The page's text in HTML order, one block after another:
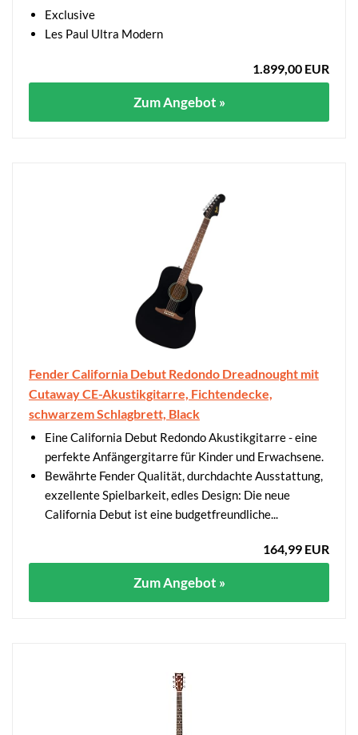
Exclusive
Les Paul Ultra Modern
1.899,00 EUR
Zum Angebot »
Fender California Debut Redondo Dreadnought mit
Cutaway CE-Akustikgitarre, Fichtendecke,
schwarzem Schlagbrett, Black
Eine California Debut Redondo Akustikgitarre - eine
perfekte Anfängergitarre für Kinder und Erwachsene.
Bewährte Fender Qualität, durchdachte Ausstattung,
exzellente Spielbarkeit, edles Design: Die neue
California Debut ist eine budgetfreundliche...
164,99 EUR
Zum Angebot »